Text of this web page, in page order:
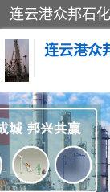
连云港众
鹤管
底部装卸鹤管